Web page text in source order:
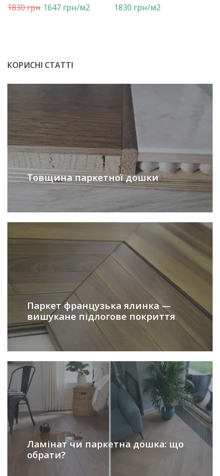
1830грн 1647грн/м2 1830 грн/м2
КОРИСНІ СТАТТІ
Товщина паркетної дошки
Паркет французька ялинка —
вишукане підлогове покриття
Ламінат чи паркетна дошка: що
обрати?